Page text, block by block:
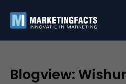
Blogview: